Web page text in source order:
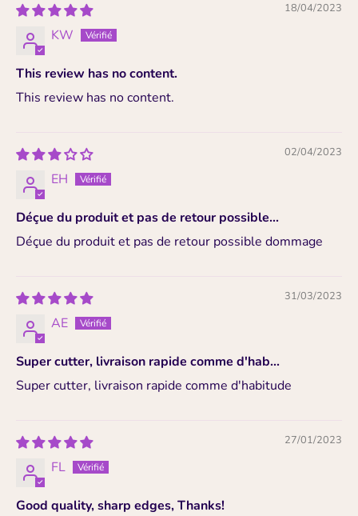
18/04/2023
KW
This review has no content.
This review has no content.
02/04/2023
EH
Déçue du produit et pas de retour possible...
Déçue du produit et pas de retour possible dommage
31/03/2023
AE
Super cutter, livraison rapide comme d'hab...
Super cutter, livraison rapide comme d'habitude
27/01/2023
FL
Good quality, sharp edges, Thanks!